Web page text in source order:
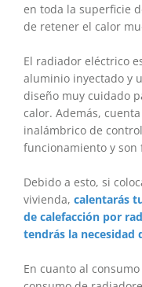
en toda la superficie
de retener el calor
El radiador eléctrico
aluminio inyectado y
diseño muy cuidado
calor. Además,
inalámbrico de
funcionamiento y son
Debido a esto, si
vivienda, calentarás
de calefacción por
tendrás la necesidad
En cuanto al